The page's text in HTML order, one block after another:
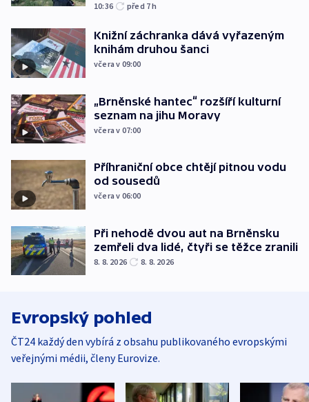
10:36 před 7h
Knižní záchranka dává vyřazeným
knihám druhou šanci
včera v 09:00
„Brněnské hantec“ rozšíří kulturní
seznam na jihu Moravy
včera v 07:00
Příhraniční obce chtějí pitnou vodu
od sousedů
včera v 06:00
Při nehodě dvou aut na Brněnsku
zemřeli dva lidé, čtyři se těžce zranili
8. 8. 2026 8. 8. 2026
Evropský pohled
ČT24 každý den vybírá z obsahu publikovaného evropskými
veřejnými médii, členy Eurovize.